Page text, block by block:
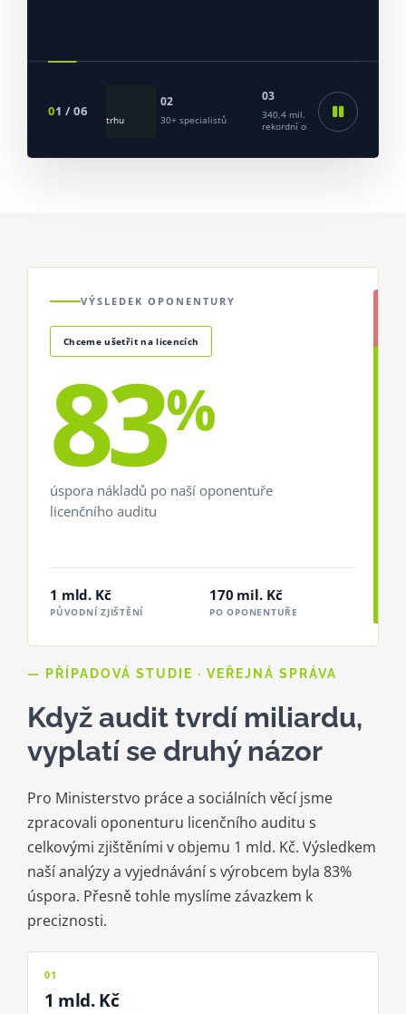
01 / 06
20+ let na trhu
02
30+ specialistů
03
340,4 mil. Kč
rekordní obrat 2025
VÝSLEDEK OPONENTURY
Chceme ušetřit na licencích
83%
úspora nákladů po naší oponentuře
licenčního auditu
1 mld. Kč
PŮVODNÍ ZJIŠTĚNÍ
170 mil. Kč
PO OPONENTUŘE
— PŘÍPADOVÁ STUDIE · VEŘEJNÁ SPRÁVA
Když audit tvrdí miliardu,
vyplatí se druhý názor
Pro Ministerstvo práce a sociálních věcí jsme
zpracovali oponenturu licenčního auditu s
celkovými zjištěními v objemu 1 mld. Kč. Výsledkem
naší analýzy a vyjednávání s výrobcem byla 83%
úspora. Přesně tohle myslíme závazkem k
preciznosti.
01
1 mld. Kč